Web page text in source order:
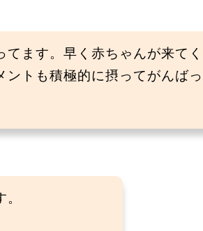
ます。早く赤ちゃんが来てく
トも積極的に摂ってがんばっ